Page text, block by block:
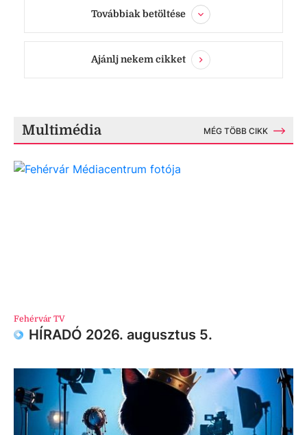
Továbbiak betöltése
Ajánlj nekem cikket
Multimédia MÉG TÖBB CIKK
Fehérvár TV
HÍRADÓ 2026. augusztus 5.